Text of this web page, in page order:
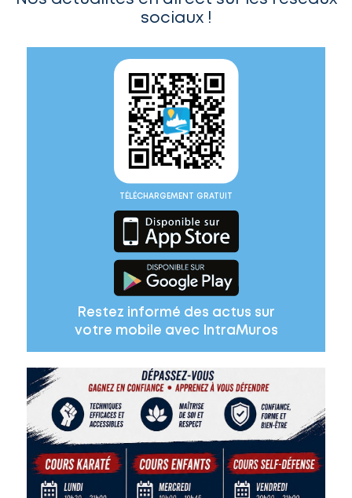
sociaux !
TÉLÉCHARGEMENT GRATUIT
Restez informé des actus sur
votre mobile avec IntraMuros